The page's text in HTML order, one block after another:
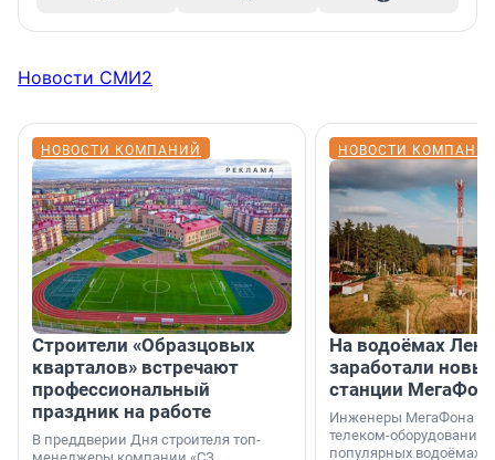
Новости СМИ2
НОВОСТИ КОМПАНИЙ
Строители «Образцовых
кварталов» встречают
профессиональный
праздник на работе
В преддверии Дня строителя топ-
НОВОСТИ
На водоёмах
заработали
станции
Инженеры МегаФона
телеком-оборудование
популярных водоёмах